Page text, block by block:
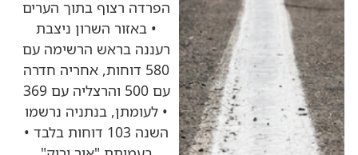
הפרדה רצוף בתוך הערים
• באזור השרון ניצבת
רעננה בראש הרשימה עם
580 דוחות, אחריה חדרה
עם 500 והרצליה עם 369
• לעומתן, בנתניה נרשמו
השנה 103 דוחות בלבד •